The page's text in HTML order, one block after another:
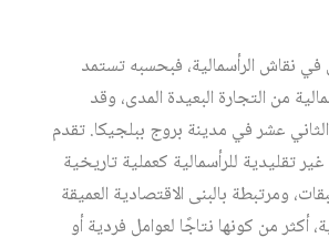
في نقاش الرأسمالية، فبحسبه تستمد
من التجارة البعيدة المدى، وقد
عشر في مدينة بروج ببلجيكا. تقدم
تقليدية للرأسمالية كعملية تاريخية
ومرتبطة بالبنى الاقتصادية العميقة
أكثر من كونها نتاجًا لعوامل فردية أو